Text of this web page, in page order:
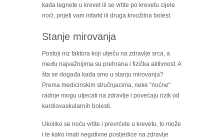
kada legnete u krevet ili se vrtite po krevetu cijele
noći, prijeti vam infarkt ili druga krvožilna bolest.
Stanje mirovanja
Postoji niz faktora koji utječu na zdravlje srca, a
među najvažnijima su prehrana i fizička aktivnost. A
šta se događa kada smo u stanju mirovanja?
Prema medicinskim stručnjacima, neke “noćne“
radnje mogu utjecati na zdravlje i povećaju rizik od
kardiovaskularnih bolesti.
Ukoliko se noću vrtite i prevrćete u krevetu, to može
i te kako imati negativne posljedice na zdravlje